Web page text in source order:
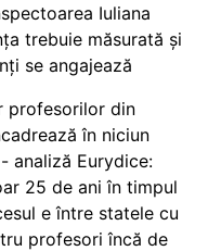
Iuliana
trebuie măsurată și
se angajează
profesorilor din
în niciun
analiză Eurydice:
25 de ani în timpul
e între statele cu
profesori încă de